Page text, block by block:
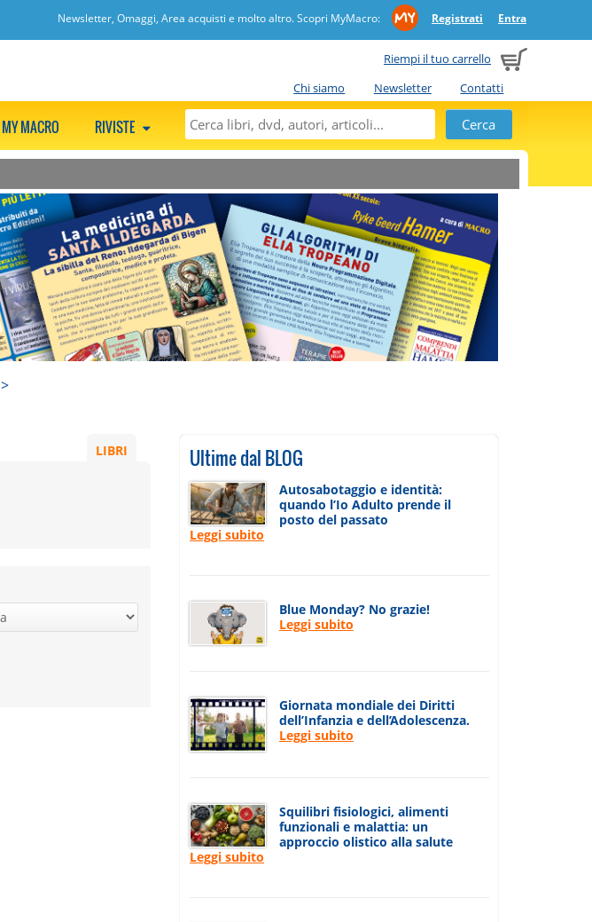
Newsletter, Omaggi, Area acquisti e molto altro. Scopri MyMacro: Registrati Entra
Riempi il tuo carrello
Chi siamo
Newsletter Contatti
MY MACRO RIVISTE
>
LIBRI Ultime dal BLOG
Autosabotaggio e identità:
quando l’Io Adulto prende il
posto del passato
Leggi subito
Blue Monday? No grazie!
Leggi subito
Giornata mondiale dei Diritti
dell’Infanzia e dell’Adolescenza.
Leggi subito
Squilibri fisiologici, alimenti
funzionali e malattia: un
approccio olistico alla salute
Leggi subito